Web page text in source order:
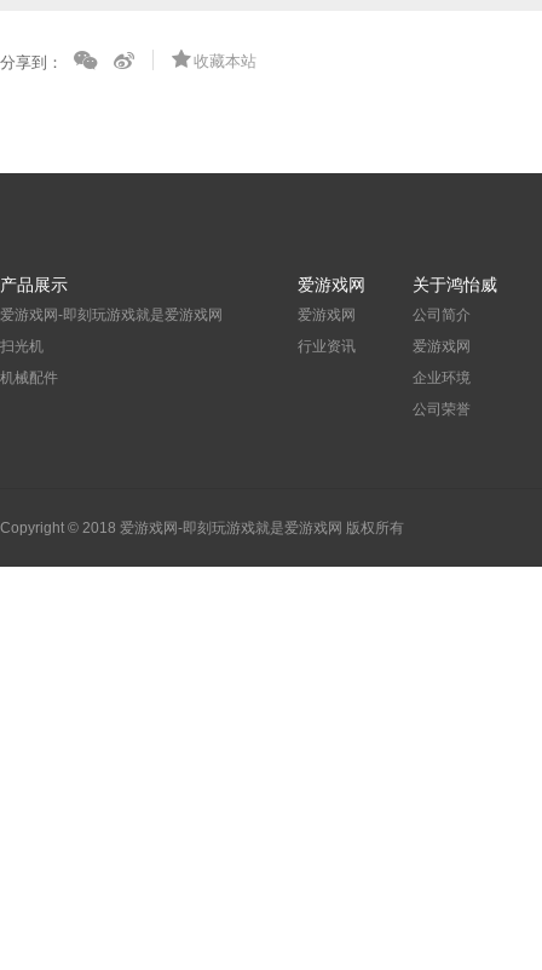
分享到： 收藏本站
产品展示
爱游戏网-即刻玩游戏就是爱游戏网
扫光机
机械配件
爱游戏网
爱游戏网
行业资讯
关于鸿怡威
公司简介
爱游戏网
企业环境
公司荣誉
Copyright © 2018 爱游戏网-即刻玩游戏就是爱游戏网 版权所有